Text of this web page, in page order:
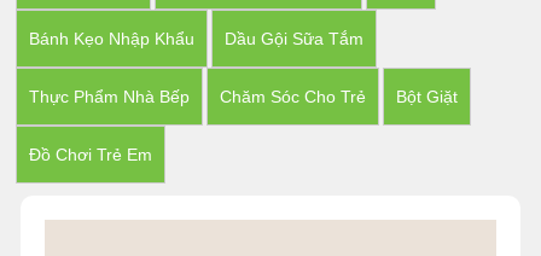
Bánh Kẹo Nhập Khẩu Dầu Gội Sữa Tắm
Thực Phẩm Nhà Bếp Chăm Sóc Cho Trẻ Bột Giặt
Đồ Chơi Trẻ Em